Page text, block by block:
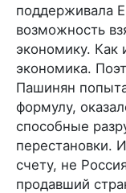
поддерживала
возможность
экономику. Как
экономика.
Пашинян
формулу,
способные
перестановки.
счету, не
продавший